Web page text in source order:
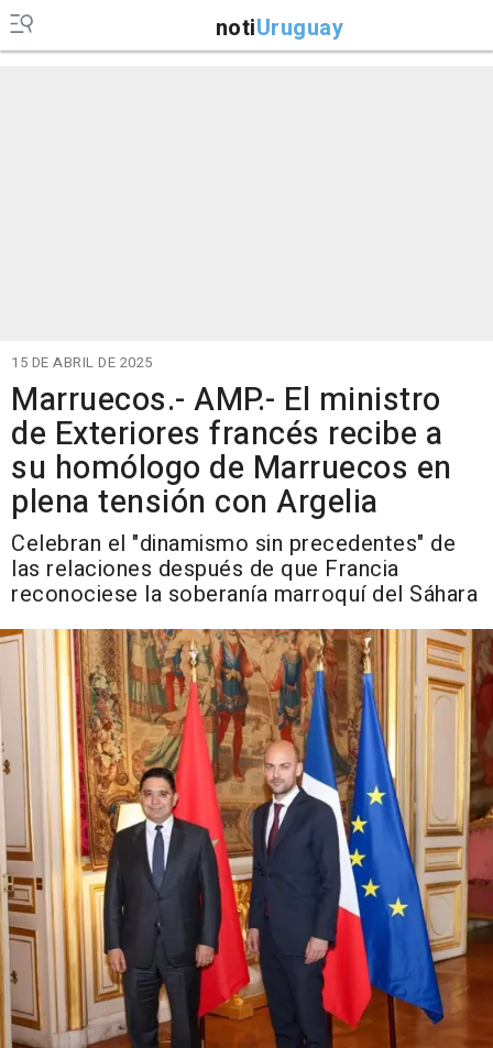
notiUruguay
15 DE ABRIL DE 2025
Marruecos.- AMP.- El ministro
de Exteriores francés recibe a
su homólogo de Marruecos en
plena tensión con Argelia
Celebran el "dinamismo sin precedentes" de
las relaciones después de que Francia
reconociese la soberanía marroquí del Sáhara